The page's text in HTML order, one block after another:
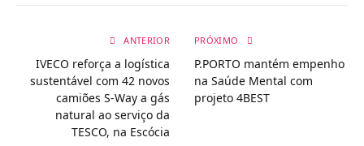
ANTERIOR
IVECO reforça a logística
sustentável com 42 novos
camiões S-Way a gás
natural ao serviço da
TESCO, na Escócia
PRÓXIMO
P.PORTO mantém empenho
na Saúde Mental com
projeto 4BEST